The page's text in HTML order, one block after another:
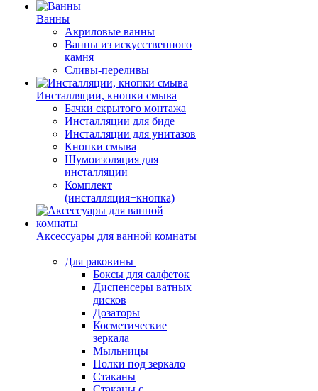
Ванны
Акриловые ванны
Ванны из искусственного
камня
Сливы-переливы
Инсталляции, кнопки смыва
Бачки скрытого монтажа
Инсталляции для биде
Инсталляции для унитазов
Кнопки смыва
Шумоизоляция для
инсталляции
Комплект
(инсталляция+кнопка)
Аксессуары для ванной комнаты
Для раковины
Боксы для салфеток
Диспенсеры ватных
дисков
Дозаторы
Косметические
зеркала
Мыльницы
Полки под зеркало
Стаканы